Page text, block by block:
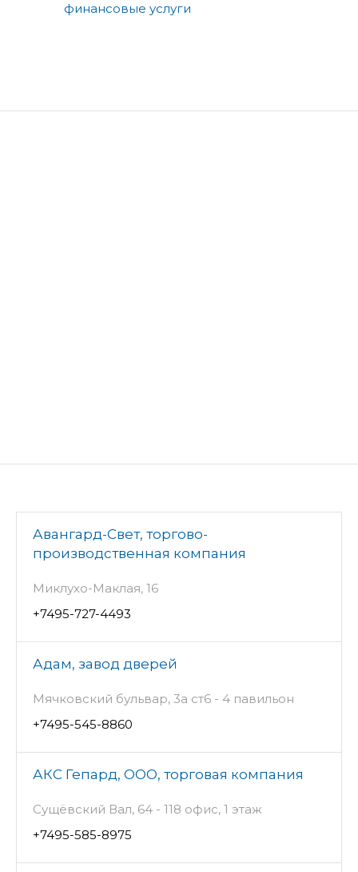
финансовые услуги
Авангард-Свет, торгово-
производственная компания
Миклухо-Маклая, 16
+7495-727-4493
Адам, завод дверей
Мячковский бульвар, 3а ст6 - 4 павильон
+7495-545-8860
АКС Гепард, ООО, торговая компания
Сущёвский Вал, 64 - 118 офис, 1 этаж
+7495-585-8975